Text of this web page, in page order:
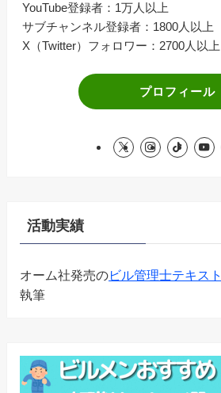
YouTube登録者：1万人以上
サブチャンネル登録者：1800人以上
X（Twitter）フォロワー：2700人以上
プロフィール
活動実績
オーム社発売のビル管理士テキスト
執筆